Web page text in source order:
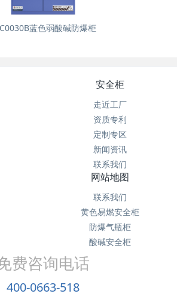
蓝色弱酸碱防爆柜
安全柜
走近工厂
资质专利
定制专区
新闻资讯
联系我们
网站地图
联系我们
黄色易燃安全柜
防爆气瓶柜
酸碱安全柜
费咨询电话
400-0663-518